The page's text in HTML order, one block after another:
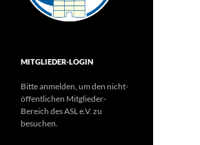
MITGLIEDER-LOGIN
Bitte anmelden, um den nicht-
öffentlichen Mitglieder-
Bereich des ASL e.V. zu
besuchen.